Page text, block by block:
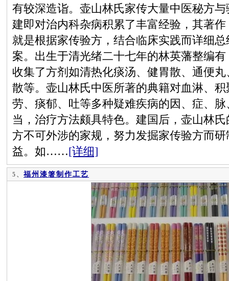
有较深造诣。壶山林氏家传大量中医秘方
建即对治内科杂病积累了丰富经验，其著
就是根据家传验方，结合临床实践而详细
案。出生于清光绪二十七年的林英藩整编
收集了方剂如清热化痰汤、健胃散、通便
散等。壶山林氏中医所著的典籍对血淋、
劳、痰郁、吐等多种疑难疾病的因、症、
当，治疗方法颇具特色。建国后，壶山林
方不可外涉的家规，努力发掘家传验方而
益。如……[详细]
5、 福州漆箸制作工艺